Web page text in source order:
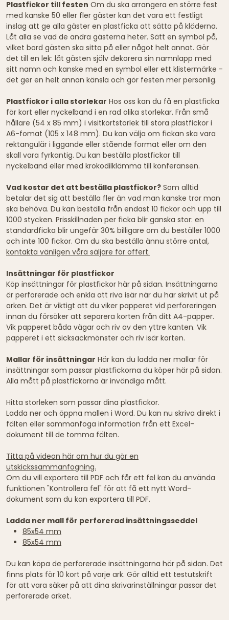
Plastfickor till festen Om du ska arrangera en större fest
med kanske 50 eller fler gäster kan det vara ett festligt
inslag att ge alla gäster en plastficka att sätta på kläderna.
Låt alla se vad de andra gästerna heter. Sätt en symbol på,
vilket bord gästen ska sitta på eller något helt annat. Gör
det till en lek: låt gästen själv dekorera sin namnlapp med
sitt namn och kanske med en symbol eller ett klistermärke -
det ger en helt annan känsla och gör festen mer personlig.
Plastfickor i alla storlekar Hos oss kan du få en plastficka
för kort eller nyckelband i en rad olika storlekar. Från små
hållare (54 x 85 mm) i visitkortstorlek till stora plastfickor i
A6-fomat (105 x 148 mm). Du kan välja om fickan ska vara
rektangulär i liggande eller stående format eller om den
skall vara fyrkantig. Du kan beställa plastfickor till
nyckelband eller med krokodilklämma till konferansen.
Vad kostar det att beställa plastfickor? Som alltid
betalar det sig att beställa fler än vad man kanske tror man
ska behöva. Du kan beställa från endast 10 fickor och upp till
1000 stycken. Prisskillnaden per ficka blir ganska stor: en
standardficka blir ungefär 30% billigare om du beställer 1000
och inte 100 fickor. Om du ska beställa ännu större antal,
kontakta vänligen våra säljare för offert.
Insättningar för plastfickor
Köp insättningar för plastfickor här på sidan. Insättningarna
är perforerade och enkla att riva isär när du har skrivit ut på
arken. Det är viktigt att du viker papperet vid perforeringen
innan du försöker att separera korten från ditt A4-papper.
Vik papperet båda vägar och riv av den yttre kanten. Vik
papperet i ett sicksackmönster och riv isär korten.
Mallar för insättningar Här kan du ladda ner mallar för
insättningar som passar plastfickorna du köper här på sidan.
Alla mått på plastfickorna är invändiga mått.
Hitta storleken som passar dina plastfickor.
Ladda ner och öppna mallen i Word. Du kan nu skriva direkt i
fälten eller sammanfoga information från ett Excel-
dokument till de tomma fälten.
Titta på videon här om hur du gör en
utskickssammanfogning.
Om du vill exportera till PDF och får ett fel kan du använda
funktionen "Kontrollera fel" för att få ett nytt Word-
dokument som du kan exportera till PDF.
Ladda ner mall för perforerad insättningsseddel
85x54 mm
85x54 mm
Du kan köpa de perforerade insättningarna här på sidan. Det
finns plats för 10 kort på varje ark. Gör alltid ett testutskrift
för att vara säker på att dina skrivarinställningar passar det
perforerade arket.